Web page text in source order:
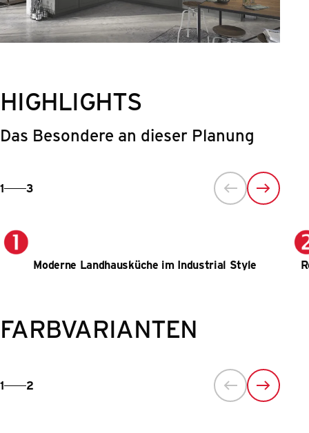
HIGHLIGHTS
Das Besondere an dieser Planung
1 3
Moderne Landhausküche im Industrial Style
FARBVARIANTEN
1 2